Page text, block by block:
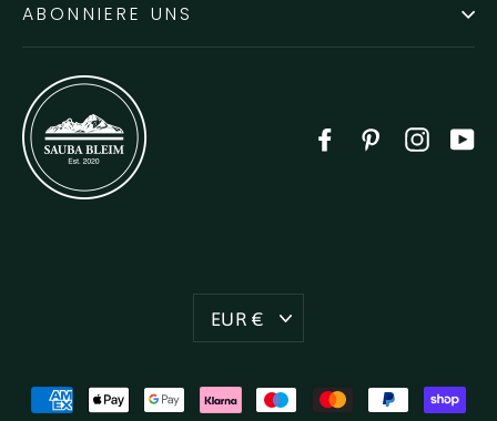
ABONNIERE UNS
FacebookPinterest
Währung
EUR €